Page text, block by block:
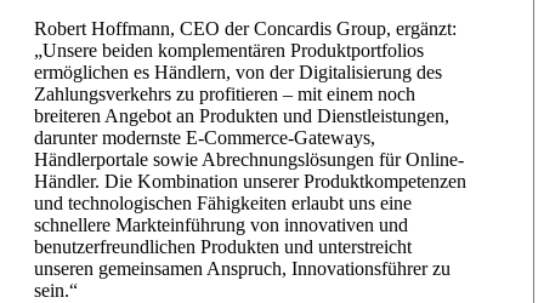
Robert Hoffmann, CEO der Concardis Group, ergänzt:
„Unsere beiden komplementären Produktportfolios
ermöglichen es Händlern, von der Digitalisierung des
Zahlungsverkehrs zu profitieren – mit einem noch
breiteren Angebot an Produkten und Dienstleistungen,
darunter modernste E-Commerce-Gateways,
Händlerportale sowie Abrechnungslösungen für Online-
Händler. Die Kombination unserer Produktkompetenzen
und technologischen Fähigkeiten erlaubt uns eine
schnellere Markteinführung von innovativen und
benutzerfreundlichen Produkten und unterstreicht
unseren gemeinsamen Anspruch, Innovationsführer zu
sein.“